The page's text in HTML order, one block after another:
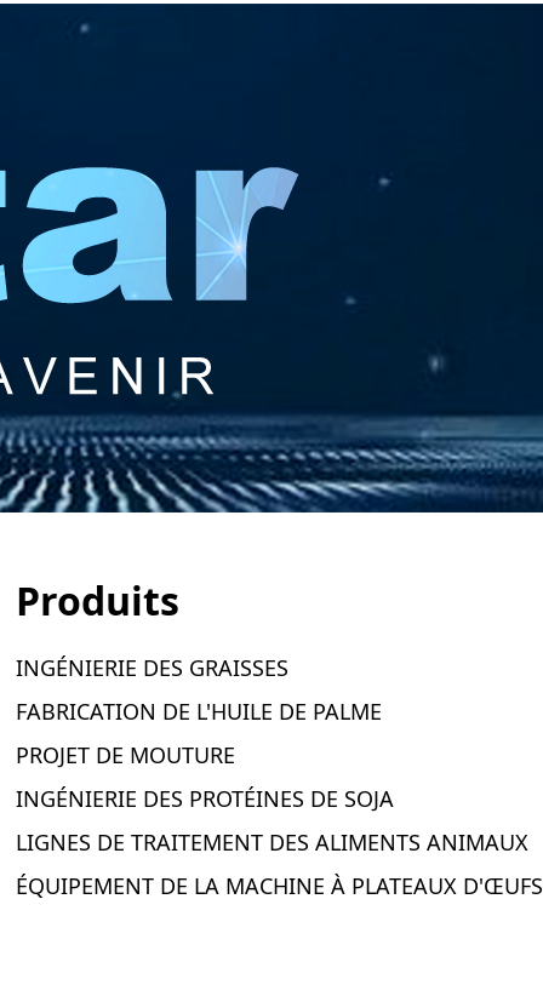
produits
INGÉNIERIE DES GRAISSES
FABRICATION DE L'HUILE DE PALME
PROJET DE MOUTURE
INGÉNIERIE DES PROTÉINES DE SOJA
LIGNES DE TRAITEMENT DES ALIMENTS ANIMAUX
ÉQUIPEMENT DE LA MACHINE À PLATEAUX D'ŒUFS